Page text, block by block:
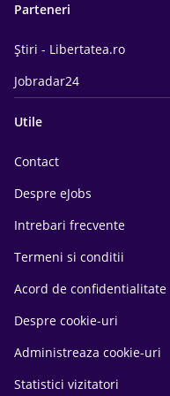
Parteneri
Știri - Libertatea.ro
Jobradar24
Utile
Contact
Despre eJobs
Intrebari frecvente
Termeni si conditii
Acord de confidentialitate
Despre cookie-uri
Administreaza cookie-uri
Statistici vizitatori